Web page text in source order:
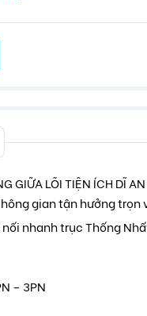
GIỮA LÕI TIỆN ÍCH DĨ AN
gian tận hưởng trọn
nhanh trục Thống
– 3PN